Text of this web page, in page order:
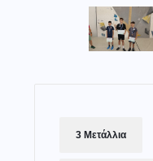
3 Μετάλλια